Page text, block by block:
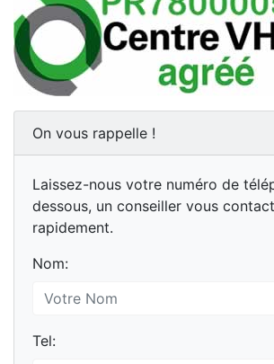
On vous rappelle !
Laissez-nous votre numéro de
dessous, un conseiller vous
rapidement.
Nom:
Tel: